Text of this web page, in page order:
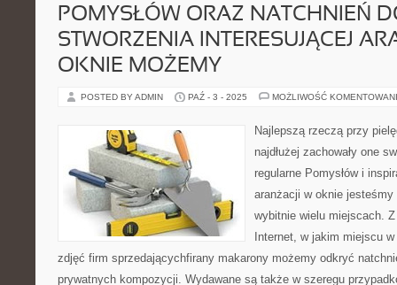
POMYSŁÓW ORAZ NATCHNIEŃ
STWORZENIA INTERESUJĄCEJ
OKNIE MOŻEMY
POSTED BY ADMIN PAŹ - 3 - 2025 MOŻLIWOŚĆ
Najlepszą rzeczą przy
najdłużej zachowały one
regularne Pomysłów i
aranżacji w oknie
wybitnie wielu miejscach.
Internet, w jakim miejscu
zdjęć firm sprzedającychfirany makarony możemy odkryć
prywatnych kompozycji. Wydawane są także w szeregu